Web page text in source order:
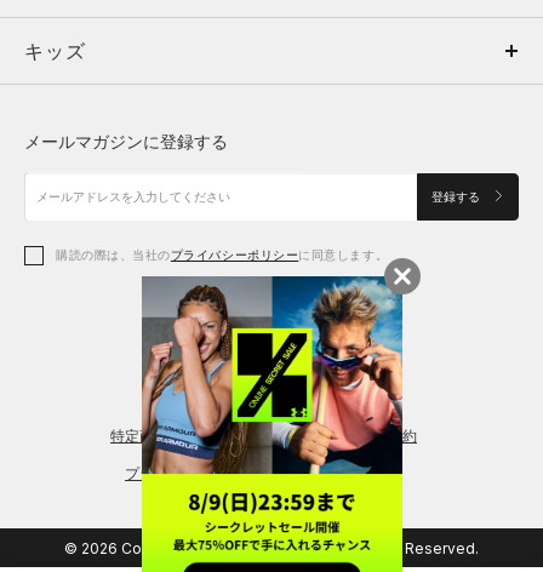
キッズ
アクセサリー
ボトムス
アクセサリー
トップス
シューズ
アクセサリー
レギンス＆タイツ
キッズ
シューズ
メールマガジンに登録する
登録する
購読の際は、当社のプライバシーポリシーに同意します。
特定商取引法に基づく通販の表記 会員規約
プライバシーポリシー
© 2026 Copyright DOME Corporation. All Rights Reserved.